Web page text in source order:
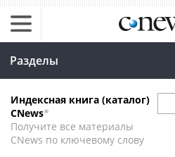
Разделы
Индексная книга (каталог)
CNews*
Получите все материалы
CNews по ключевому слову